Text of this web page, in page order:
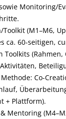
Monitoring/
(M1–M6,
ca. 60-seitigen,
Toolkits (Rahmen,
Co-
+ Plattform).
Mentoring